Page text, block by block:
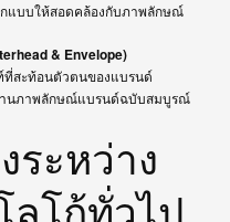
บบให้สอดคล้องกับภาพลักษณ์
& Envelope)
ะท้อนตัวตนของแบรนด์
นภาพลักษณ์แบรนด์ฉบับสมบูรณ์
ะหว่าง
ลโก้ทั่วไป